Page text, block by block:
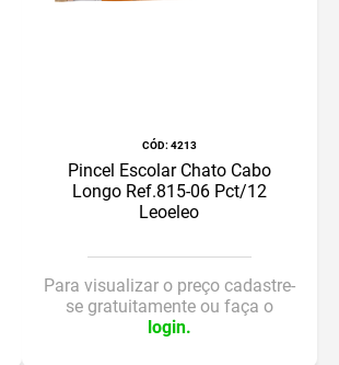
:4213
Pincel Escolar Chato Cabo
Longo Ref.815-06 Pct/12
Leoeleo
Para visualizar o preço cadastre-
se gratuitamente ou faça o
login.